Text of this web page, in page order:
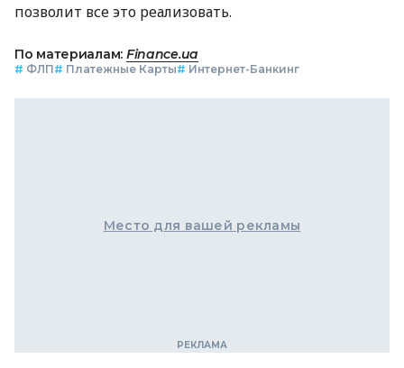
позволит все это реализовать.
По материалам: Finance.ua
# ФЛП# Платежные Карты# Интернет-Банкинг
Место для вашей рекламы